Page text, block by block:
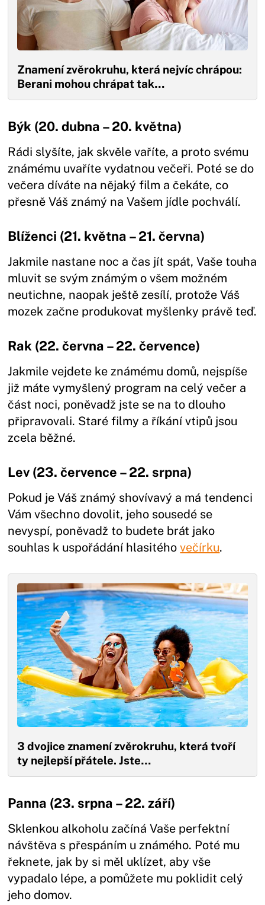
Znamení zvěrokruhu, která nejvíc chrápou:
Berani mohou chrápat tak…
Býk (20. dubna – 20. května)
Rádi slyšíte, jak skvěle vaříte, a proto svému
známému uvaříte vydatnou večeři. Poté se do
večera díváte na nějaký film a čekáte, co
přesně Váš známý na Vašem jídle pochválí.
Blíženci (21. května – 21. června)
Jakmile nastane noc a čas jít spát, Vaše touha
mluvit se svým známým o všem možném
neutichne, naopak ještě zesílí, protože Váš
mozek začne produkovat myšlenky právě teď.
Rak (22. června – 22. července)
Jakmile vejdete ke známému domů, nejspíše
již máte vymyšlený program na celý večer a
část noci, poněvadž jste se na to dlouho
připravovali. Staré filmy a říkání vtipů jsou
zcela běžné.
Lev (23. července – 22. srpna)
Pokud je Váš známý shovívavý a má tendenci
Vám všechno dovolit, jeho sousedé se
nevyspí, poněvadž to budete brát jako
souhlas k uspořádání hlasitéhovečírku.
3 dvojice znamení zvěrokruhu, která tvoří
ty nejlepší přátele. Jste…
Panna (23. srpna – 22. září)
Sklenkou alkoholu začíná Vaše perfektní
návštěva s přespáním u známého. Poté mu
řeknete, jak by si měl uklízet, aby vše
vypadalo lépe, a pomůžete mu poklidit celý
jeho domov.